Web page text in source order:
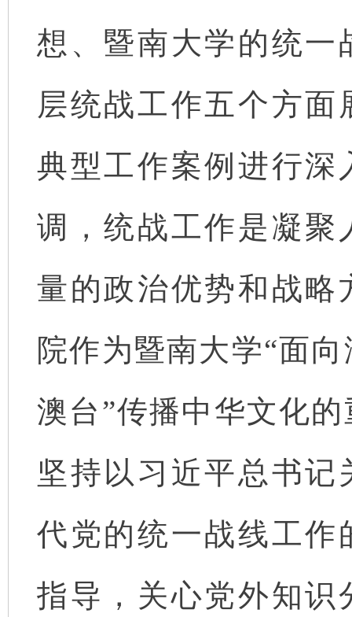
想、暨南大学的统一
层统战工作五个方面
典型工作案例进行深
调，统战工作是凝聚
量的政治优势和战略
院作为暨南大学“面
澳台”传播中华文化
坚持以习近平总书记
代党的统一战线工作
指导，关心党外知识